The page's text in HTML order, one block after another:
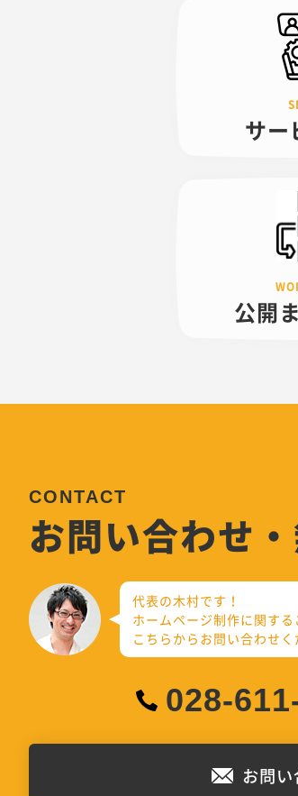
サー
公開
お問い合わせ
代表の木村です！
ホームページ制作に関する
こちらからお問い合わせく
028-
お問